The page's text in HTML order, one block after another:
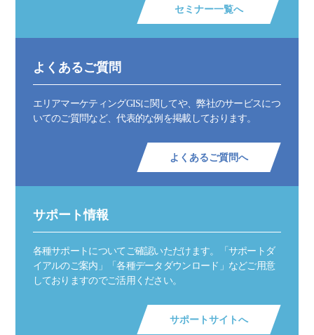
セミナー一覧へ
よくあるご質問
エリアマーケティングGISに関してや、弊社のサービスにつ
いてのご質問など、代表的な例を掲載しております。
よくあるご質問へ
サポート情報
各種サポートについてご確認いただけます。「サポートダ
イアルのご案内」「各種データダウンロード」などご用意
しておりますのでご活用ください。
サポートサイトへ